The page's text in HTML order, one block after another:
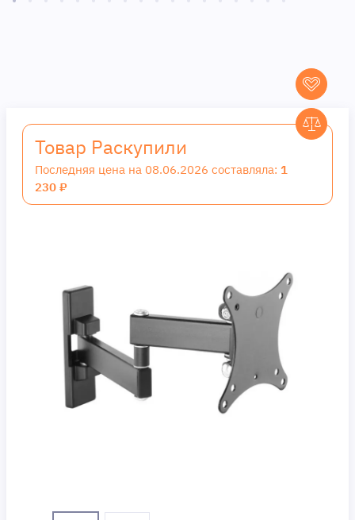
Товар Раскупили
Последняя цена на 08.06.2026 составляла: 1
230 ₽